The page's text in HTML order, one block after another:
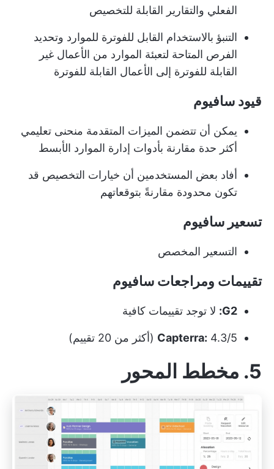
الفعلي والتقارير القابلة للتخصيص
التنبؤ بالاستخدام القابل للفوترة للموارد وتحديد
الفرص المتاحة لتعبئة الموارد من الأعمال غير
القابلة للفوترة إلى الأعمال القابلة للفوترة
قيود سافيوم
يمكن أن تتضمن الميزات المتقدمة منحنى تعليمي
أكثر حدة مقارنة بأدوات إدارة الموارد الأبسط
أفاد بعض المستخدمين أن خيارات التخصيص قد
تكون محدودة مقارنةً بتوقعاتهم
تسعير سافيوم
التسعير المخصص
تقييمات ومراجعات سافيوم
G2: لا توجد تقييمات كافية
Capterra: 4.3/5 (أكثر من 20 تقييم)
5. مخطط المحور